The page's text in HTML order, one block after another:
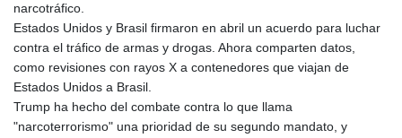
KYD 0.960262
KZT
540.040464
26016.724996
LBP
narcotráfico.
Estados Unidos y Brasil firmaron en abril un acuerdo para luchar
contra el tráfico de armas y drogas. Ahora comparten datos,
como revisiones con rayos X a contenedores que viajan de
Estados Unidos a Brasil.
Trump ha hecho del combate contra lo que llama
"narcoterrorismo" una prioridad de su segundo mandato, y